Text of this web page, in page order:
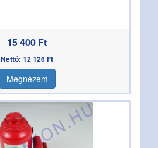
15 400 Ft
Nettó: 12 126 Ft
Megnézem